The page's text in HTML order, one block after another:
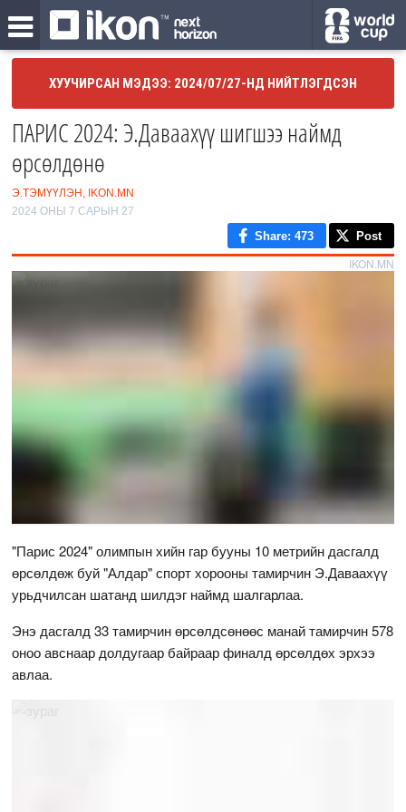
ХУУЧИРСАН МЭДЭЭ: 2024/07/27-НД НИЙТЛЭГДСЭН
ПАРИС 2024: Э.Даваахүү шигшээ наймд
өрсөлдөнө
Э.ТЭМҮҮЛЭН, IKON.MN
2024 ОНЫ 7 САРЫН 27
Share: 473 Post
IKON.MN
"Парис 2024" олимпын хийн гар бууны 10 метрийн дасгалд
өрсөлдөж буй "Алдар" спорт хорооны тамирчин Э.Даваахүү
урьдчилсан шатанд шилдэг наймд шалгарлаа.
Энэ дасгалд 33 тамирчин өрсөлдсөнөөс манай тамирчин 578
оноо авснаар долдугаар байраар финалд өрсөлдөх эрхээ
авлаа.